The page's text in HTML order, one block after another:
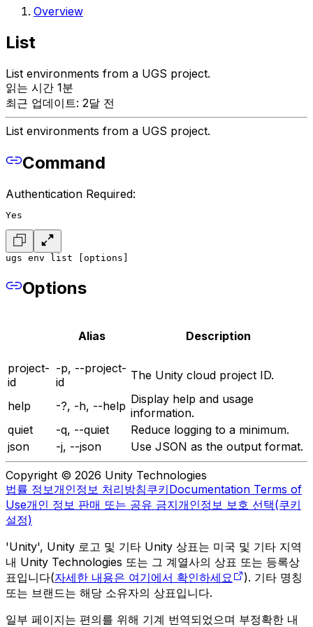
Overview
List
List environments from a UGS project.
읽는 시간 1분
최근 업데이트: 2달 전
List environments from a UGS project.
Command
Authentication Required:
Yes
ugs env list [options]
Options
Alias Description
project-
id
-p, --project-
id
The Unity cloud project ID.
help -?, -h, --help Display help and usage
information.
quiet
-q, --quiet
Reduce logging to a minimum.
json
-j, --json Use JSON as the output format.
Copyright © 2026 Unity Technologies
법률 정보개인정보 처리방침쿠키Documentation Terms of
Use개인 정보 판매 또는 공유 금지개인정보 보호 선택(쿠키
설정)
'Unity', Unity 로고 및 기타 Unity 상표는 미국 및 기타 지역
내 Unity Technologies 또는 그 계열사의 상표 또는 등록상
표입니다(자세한 내용은 여기에서 확인하세요
). 기타 명칭
또는 브랜드는 해당 소유자의 상표입니다.
일부 페이지는 편의를 위해 기계 번역되었으며 부정확한 내